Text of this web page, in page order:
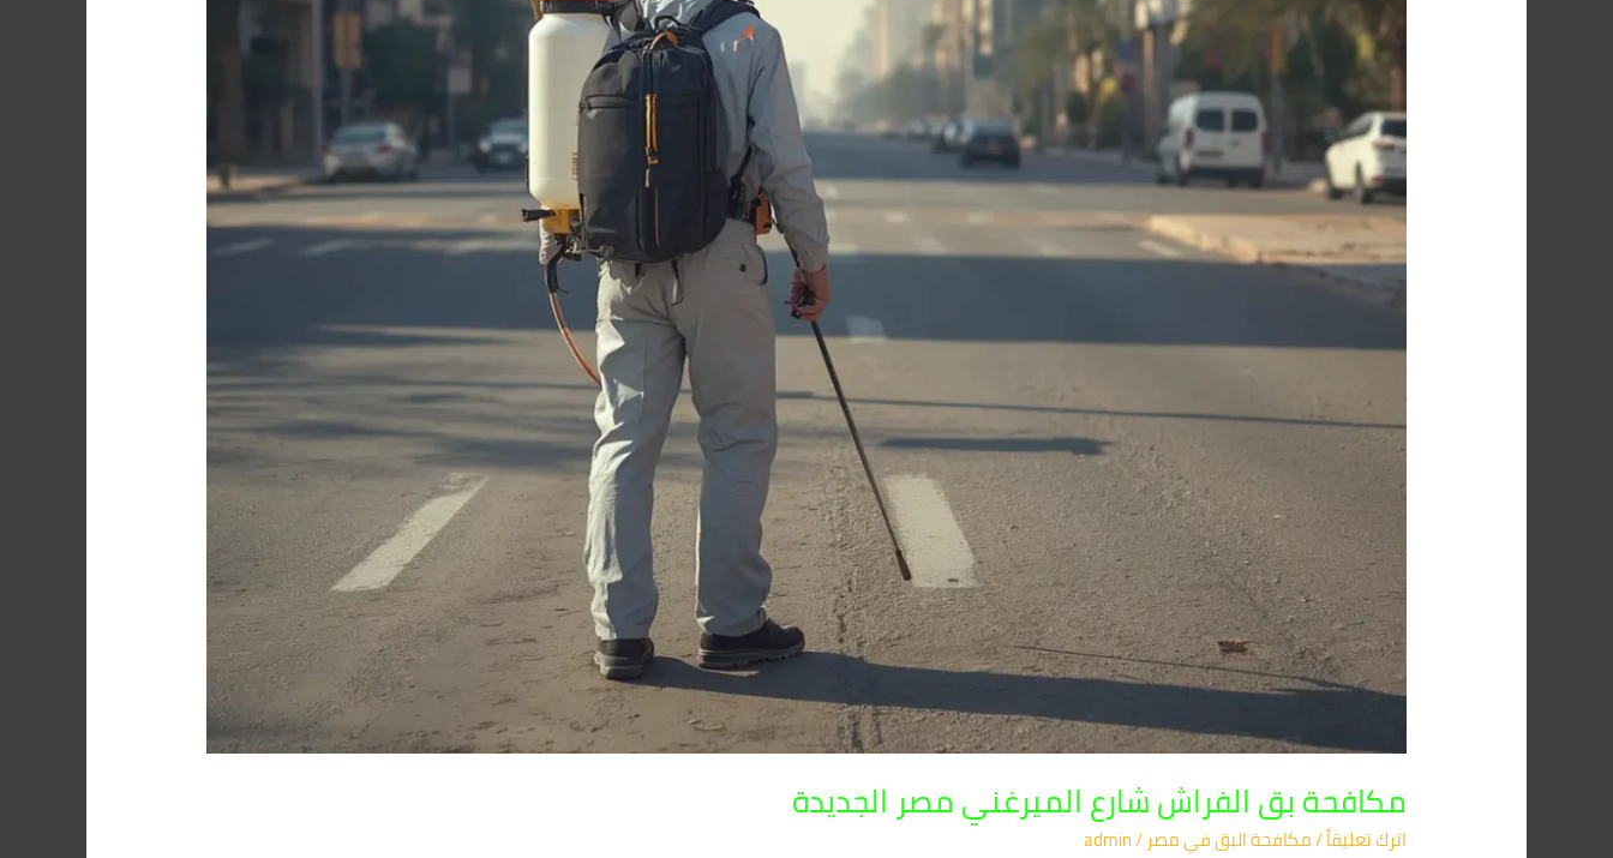
مكافحة بق الفراش شارع الميرغني مصر الجديدة
اترك تعليقاً/مكافحة البق​ في مصر /
admin